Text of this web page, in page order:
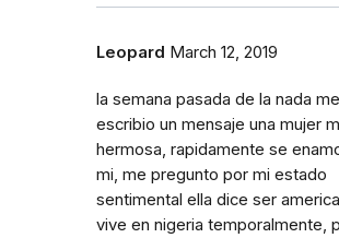
Leopard March 12, 2019
la semana pasada de la nada me
escribio un mensaje una mujer
hermosa, rapidamente se
mi, me pregunto por mi estado
sentimental ella dice ser
vive en nigeria temporalmente,